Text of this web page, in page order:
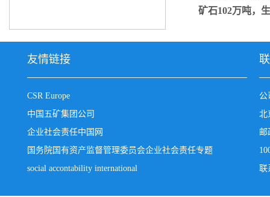
矿石102万吨，
友情链接
CSR Europe
中国五矿集团公司
企业社会责任中国网
国务院国有资产监督管理委员会企业社会责任专题
social accontability international
公
北
邮
联